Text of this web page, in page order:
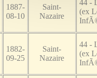
1887-
08-10
Saint-
Nazaire
44 -
(ex
1882-
09-25
Saint-
Nazaire
44 -
(ex